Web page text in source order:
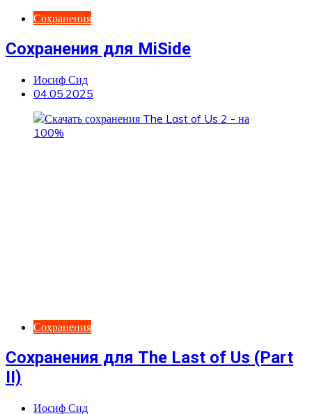
Сохранения
Сохранения для MiSide
Иосиф Сид
04.05.2025
Сохранения
Сохранения для The Last of Us (Part
II)
Иосиф Сид